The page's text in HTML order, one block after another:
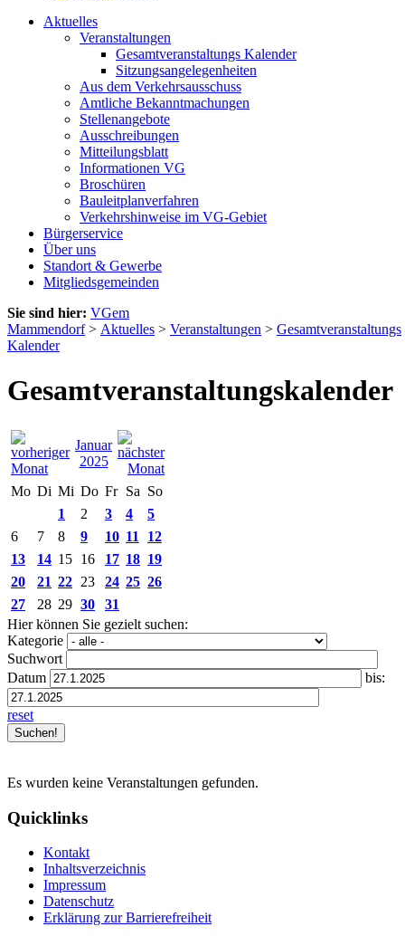
Aktuelles
Veranstaltungen
Gesamtveranstaltungs Kalender
Sitzungsangelegenheiten
Aus dem Verkehrsausschuss
Amtliche Bekanntmachungen
Stellenangebote
Ausschreibungen
Mitteilungsblatt
Informationen VG
Broschüren
Bauleitplanverfahren
Verkehrshinweise im VG-Gebiet
Bürgerservice
Über uns
Standort & Gewerbe
Mitgliedsgemeinden
Sie sind hier: VGem
Mammendorf> Aktuelles > Veranstaltungen > Gesamtveranstaltungs
Kalender
Gesamtveranstaltungskalender
Januar
2025
Mo Di Mi Do Fr Sa So
1
2 3 4
5
6
7 8 9 10 11
12
13
14 15 16 17 18 19
20
21 22 23 24 25 26
27
28 29 30
31
Hier können Sie gezielt suchen:
Kategorie
Suchwort
Datum
bis:
reset
Es wurden keine Veranstaltungen gefunden.
Quicklinks
Kontakt
Inhaltsverzeichnis
Impressum
Datenschutz
Erklärung zur Barrierefreiheit